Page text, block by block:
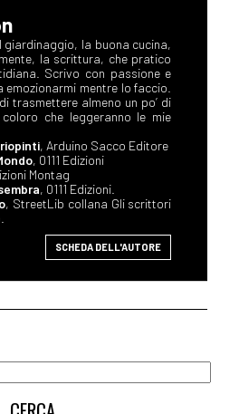
giardinaggio, la buona cucina,
la scrittura, che pratico
Scrivo con passione e
mentre lo faccio.
trasmettere almeno un po’ di
che leggeranno le mie
, Arduino Sacco Editore
, 0111 Edizioni
Montag
, 0111 Edizioni.
, StreetLib collana Gli scrittori
SCHEDA DELL'AUTORE